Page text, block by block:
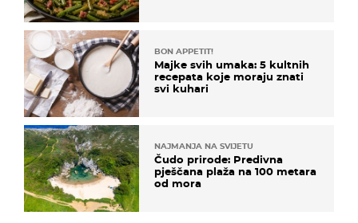
BON APPETIT!
Majke svih umaka: 5 kultnih
recepata koje moraju znati
svi kuhari
NAJMANJA NA SVIJETU
Čudo prirode: Predivna
pješčana plaža na 100 metara
od mora